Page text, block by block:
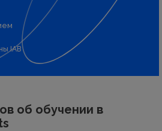
IAB
об обучении в